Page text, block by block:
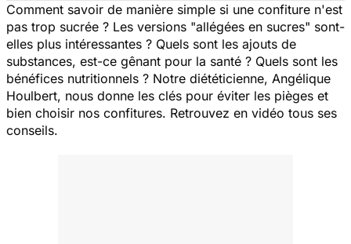
Comment savoir de manière simple si une confiture n'est
pas trop sucrée ? Les versions "allégées en sucres" sont-
elles plus intéressantes ? Quels sont les ajouts de
substances, est-ce gênant pour la santé ? Quels sont les
bénéfices nutritionnels ? Notre diététicienne, Angélique
Houlbert, nous donne les clés pour éviter les pièges et
bien choisir nos confitures. Retrouvez en vidéo tous ses
conseils.